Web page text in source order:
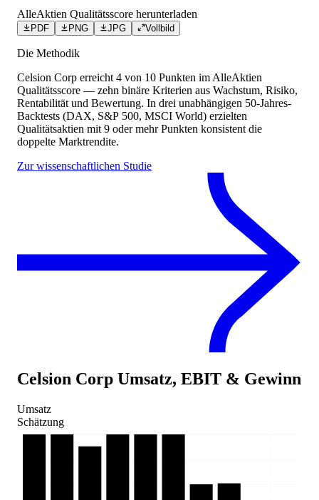
AlleAktien Qualitätsscore herunterladen
PDF PNG JPG Vollbild
Die Methodik
Celsion Corp erreicht 4 von 10 Punkten im AlleAktien
Qualitätsscore — zehn binäre Kriterien aus Wachstum, Risiko,
Rentabilität und Bewertung. In drei unabhängigen 50-Jahres-
Backtests (DAX, S&P 500, MSCI World) erzielten
Qualitätsaktien mit 9 oder mehr Punkten konsistent die
doppelte Marktrendite.
Zur wissenschaftlichen Studie
Celsion Corp Umsatz, EBIT & Gewinn
Umsatz
Schätzung